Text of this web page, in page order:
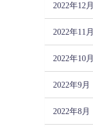
2022年12月
2022年11月
2022年10月
2022年9月
2022年8月